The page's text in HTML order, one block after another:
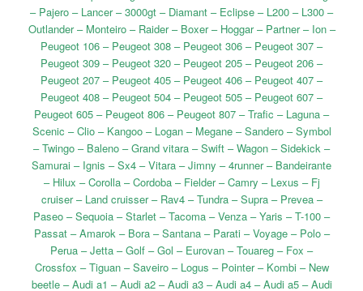
– Pajero – Lancer – 3000gt – Diamant – Eclipse – L200 – L300 –
Outlander – Monteiro – Raider – Boxer – Hoggar – Partner – Ion –
Peugeot 106 – Peugeot 308 – Peugeot 306 – Peugeot 307 –
Peugeot 309 – Peugeot 320 – Peugeot 205 – Peugeot 206 –
Peugeot 207 – Peugeot 405 – Peugeot 406 – Peugeot 407 –
Peugeot 408 – Peugeot 504 – Peugeot 505 – Peugeot 607 –
Peugeot 605 – Peugeot 806 – Peugeot 807 – Trafic – Laguna –
Scenic – Clio – Kangoo – Logan – Megane – Sandero – Symbol
– Twingo – Baleno – Grand vitara – Swift – Wagon – Sidekick –
Samurai – Ignis – Sx4 – Vitara – Jimny – 4runner – Bandeirante
– Hilux – Corolla – Cordoba – Fielder – Camry – Lexus – Fj
cruiser – Land cruisser – Rav4 – Tundra – Supra – Prevea –
Paseo – Sequoia – Starlet – Tacoma – Venza – Yaris – T-100 –
Passat – Amarok – Bora – Santana – Parati – Voyage – Polo –
Perua – Jetta – Golf – Gol – Eurovan – Touareg – Fox –
Crossfox – Tiguan – Saveiro – Logus – Pointer – Kombi – New
beetle – Audi a1 – Audi a2 – Audi a3 – Audi a4 – Audi a5 – Audi